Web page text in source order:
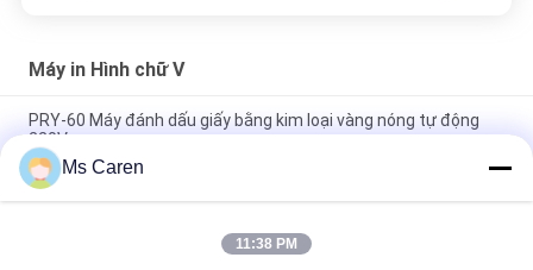
Máy in Hình chữ V
PRY-60 Máy đánh dấu giấy bằng kim loại vàng nóng tự động
220V
Máy đánh dấu giấy vàng nóng bằng giấy vàng tự động 380V
PRY-78
PRY-80 Máy đánh dấu giấy vàng bằng tấm nóng tự động 30
Ms Caren
11:38 PM